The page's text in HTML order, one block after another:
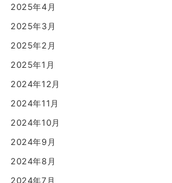
2025年4月
2025年3月
2025年2月
2025年1月
2024年12月
2024年11月
2024年10月
2024年9月
2024年8月
2024年7月